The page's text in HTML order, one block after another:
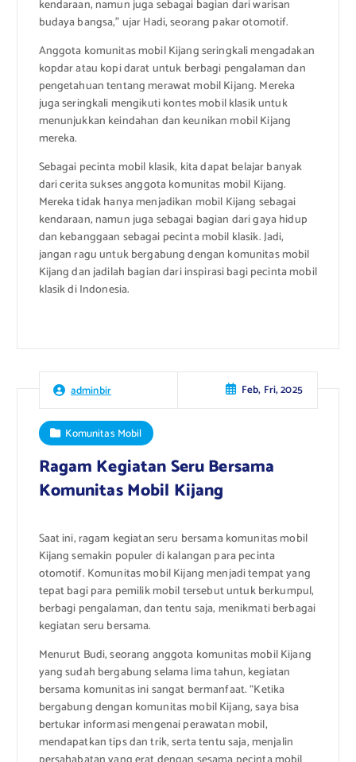
kendaraan, namun juga sebagai bagian dari warisan
budaya bangsa,” ujar Hadi, seorang pakar otomotif.
Anggota komunitas mobil Kijang seringkali mengadakan
kopdar atau kopi darat untuk berbagi pengalaman dan
pengetahuan tentang merawat mobil Kijang. Mereka
juga seringkali mengikuti kontes mobil klasik untuk
menunjukkan keindahan dan keunikan mobil Kijang
mereka.
Sebagai pecinta mobil klasik, kita dapat belajar banyak
dari cerita sukses anggota komunitas mobil Kijang.
Mereka tidak hanya menjadikan mobil Kijang sebagai
kendaraan, namun juga sebagai bagian dari gaya hidup
dan kebanggaan sebagai pecinta mobil klasik. Jadi,
jangan ragu untuk bergabung dengan komunitas mobil
Kijang dan jadilah bagian dari inspirasi bagi pecinta mobil
klasik di Indonesia.
adminbir Feb, Fri, 2025
Komunitas Mobil
Ragam Kegiatan Seru Bersama
Komunitas Mobil Kijang
Saat ini, ragam kegiatan seru bersama komunitas mobil
Kijang semakin populer di kalangan para pecinta
otomotif. Komunitas mobil Kijang menjadi tempat yang
tepat bagi para pemilik mobil tersebut untuk berkumpul,
berbagi pengalaman, dan tentu saja, menikmati berbagai
kegiatan seru bersama.
Menurut Budi, seorang anggota komunitas mobil Kijang
yang sudah bergabung selama lima tahun, kegiatan
bersama komunitas ini sangat bermanfaat. “Ketika
bergabung dengan komunitas mobil Kijang, saya bisa
bertukar informasi mengenai perawatan mobil,
mendapatkan tips dan trik, serta tentu saja, menjalin